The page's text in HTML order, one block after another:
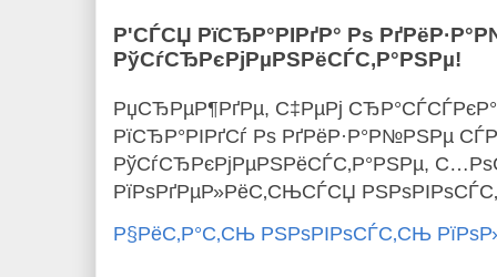
Р'СЃСЏ РїСЂР°РІРґР° Рѕ
РўСѓСЂРєРјРµРЅРёСЃС‚Р°РЅРµ!
РџСЂРµР¶РґРµ, С‡РµРј
РїСЂР°РІРґСѓ Рѕ РґРёР·Р°Р№РЅРµ
РўСѓСЂРєРјРµРЅРёСЃС‚Р°РЅРµ,
РїРѕРґРµР»РёС‚СЊСЃСЏ
Р§РёС‚Р°С‚СЊ РЅРѕРІРѕСЃС‚СЊ